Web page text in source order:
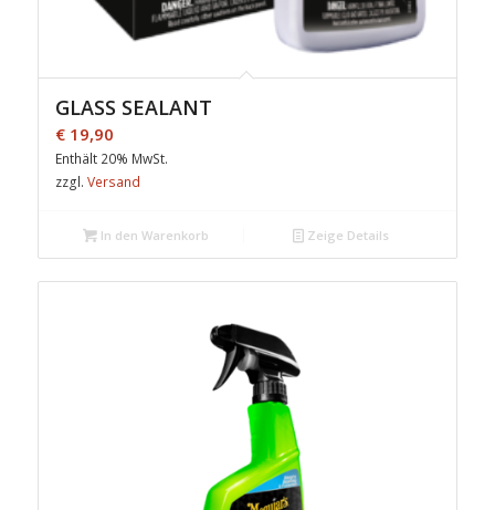
GLASS SEALANT
€19,90
Enthält 20% MwSt.
zzgl. Versand
In den Warenkorb Zeige Details